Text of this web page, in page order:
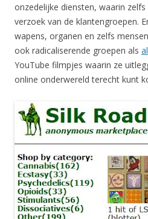
onzedelijke diensten, waarin
verzoek van de klantengroepen.
wapens, organen en zelfs
ook radicaliserende groepen als
YouTube filmpjes waarin ze
online onderwereld terecht kunt